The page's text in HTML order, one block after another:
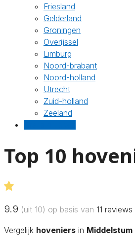
Friesland
Gelderland
Groningen
Overijssel
Limburg
Noord-brabant
Noord-holland
Utrecht
Zuid-holland
Zeeland
Top 10
9.9 (uit 10) op basis van 11 reviews
Vergelijk hoveniers in Middelstum